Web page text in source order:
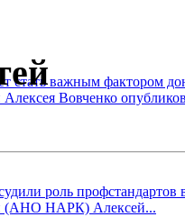
важным фактором
Алексея Вовченко
роль
(АНО НАРК) Алексей...